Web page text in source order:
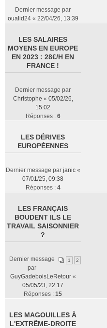
Dernier message par
oualid24« 22/04/26, 13:39
LES SALAIRES
MOYENS EN EUROPE
EN 2023 : 28€/H EN
FRANCE !
Dernier message par
Christophe « 05/02/26,
15:02
Réponses : 6
LES DÉRIVES
EUROPÉENNES
Dernier message par janic«
07/01/25, 09:38
Réponses : 4
LES FRANÇAIS
BOUDENT ILS LE
TRAVAIL SAISONNIER
?
1 2
Dernier message
par
GuyGadeboisLeRetour«
05/05/23, 22:17
Réponses : 15
LES MAGOUILLES À
L'EXTRÊME-DROITE